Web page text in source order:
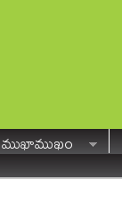
ముఖాముఖం